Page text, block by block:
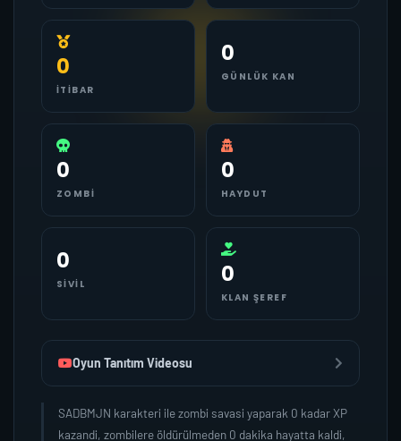
0
İTIBAR
0
GÜNLÜK KAN
0
ZOMBI
0
HAYDUT
0
SIVIL 0
KLAN ŞEREF
Oyun Tanıtım Videosu
SADBMJN karakteri ile zombi savasi yaparak 0 kadar XP
kazandi, zombilere öldürülmeden 0 dakika hayatta kaldi,